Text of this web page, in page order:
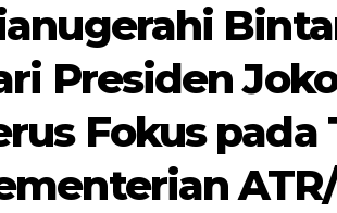
Presiden
Fokus